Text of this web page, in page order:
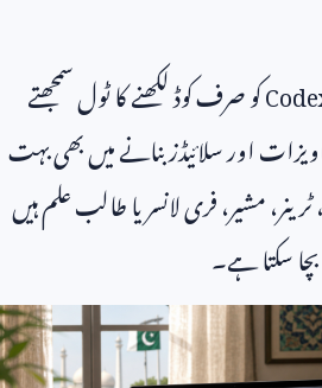
کو صرف کوڈ لکھنے کا ٹول سمجھتے
اور سلائیڈز بنانے میں بھی بہت
مشیر، فری لانسر یا طالب علم ہیں
سکتا ہے۔